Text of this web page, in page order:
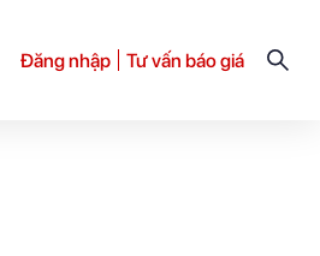
Đăng nhập Tư vấn báo giá